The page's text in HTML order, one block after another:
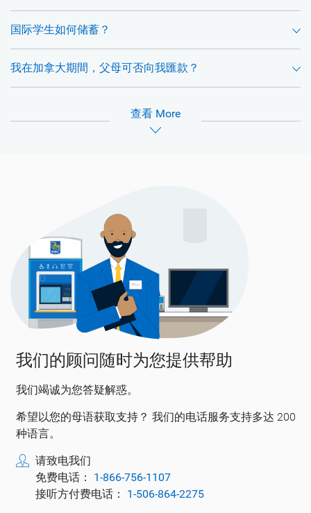
国际学生如何储蓄？
我在加拿大期間，父母可否向我匯款？
查看
我们的顾问随时为您提供帮助
我们竭诚为您答疑解惑。
希望以您的母语获取支持？ 我们的电话服务支持多达 200
种语言。
请致电我们
免费电话： 1-866-756-1107
接听方付费电话： 1-506-864-2275